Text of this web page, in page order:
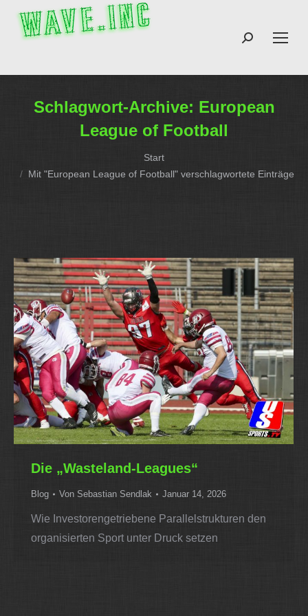
Search:
Schlagwort-Archive: European
League of Football
Start
Mit "European League of Football" verschlagwortete Einträge
Die „Wasteland-Leagues“
Blog Von Sebastian Sendlak Januar 14, 2026
Wie Investorengetriebene Parallelstrukturen den
organisierten Sport unter Druck setzen